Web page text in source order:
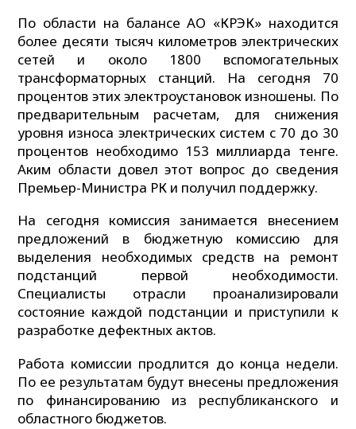
По области на балансе АО «КРЭК» находится
более десяти тысяч километров электрических
сетей и около 1800 вспомогательных
трансформаторных станций. На сегодня 70
процентов этих электроустановок изношены. По
предварительным расчетам, для снижения
уровня износа электрических систем с 70 до 30
процентов необходимо 153 миллиарда тенге.
Аким области довел этот вопрос до сведения
Премьер-Министра РК и получил поддержку.
На сегодня комиссия занимается внесением
предложений в бюджетную комиссию для
выделения необходимых средств на ремонт
подстанций первой необходимости.
Специалисты отрасли проанализировали
состояние каждой подстанции и приступили к
разработке дефектных актов.
Работа комиссии продлится до конца недели.
По ее результатам будут внесены предложения
по финансированию из республиканского и
областного бюджетов.